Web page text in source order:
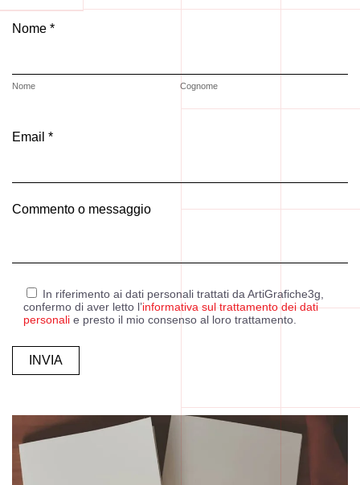
Nome *
Nome Cognome
Email *
Commento o messaggio
In riferimento ai dati personali trattati da ArtiGrafiche3g,
confermo di aver letto l’informativa sul trattamento dei dati
personali e presto il mio consenso al loro trattamento.